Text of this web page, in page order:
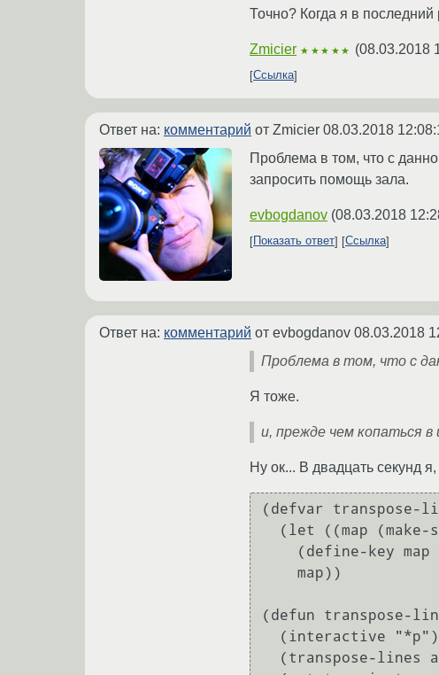
Точно? Когда я в последний
Zmicier ★★★★★ (08.03.2018
Ссылка
Ответ на: комментарий от Zmicier 08.03.2018
Проблема в том, что с
запросить помощь зала.
evbogdanov (08.03.2018
Показать ответ
Ссылка
Ответ на: комментарий от evbogdanov 08.03.2018
Проблема в том, что с
Я тоже.
и, прежде чем копаться
Ну ок... В двадцать секунд
(defvar transpose-
(defun transpose-